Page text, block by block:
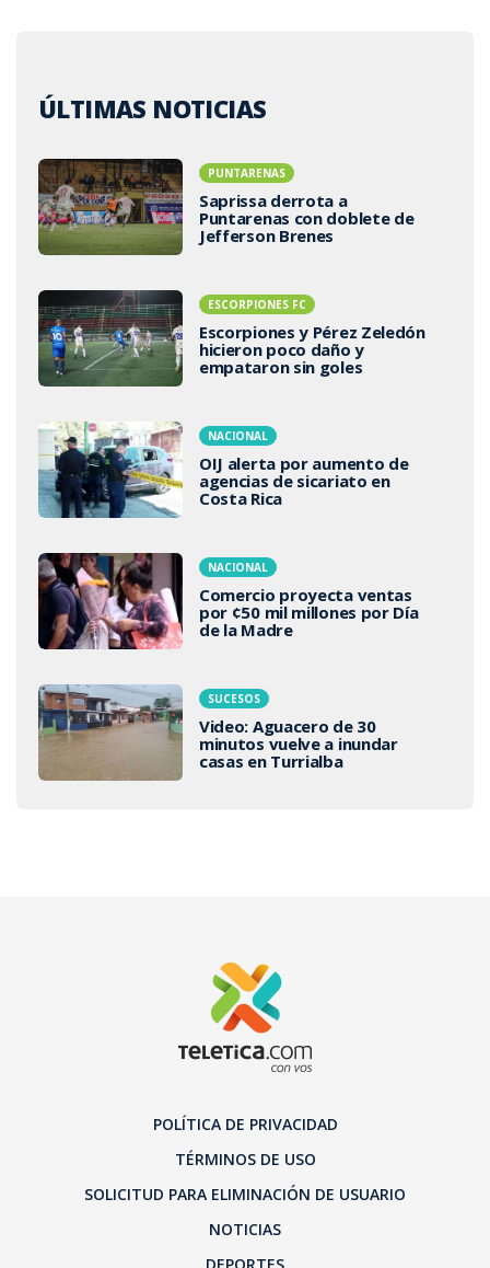
ÚLTIMAS NOTICIAS
PUNTARENAS
Saprissa derrota a
Puntarenas con doblete de
Jefferson Brenes
ESCORPIONES FC
Escorpiones y Pérez Zeledón
hicieron poco daño y
empataron sin goles
NACIONAL
OIJ alerta por aumento de
agencias de sicariato en
Costa Rica
NACIONAL
Comercio proyecta ventas
por ¢50 mil millones por Día
de la Madre
SUCESOS
Video: Aguacero de 30
minutos vuelve a inundar
casas en Turrialba
POLÍTICA DE PRIVACIDAD
TÉRMINOS DE USO
SOLICITUD PARA ELIMINACIÓN DE USUARIO
NOTICIAS